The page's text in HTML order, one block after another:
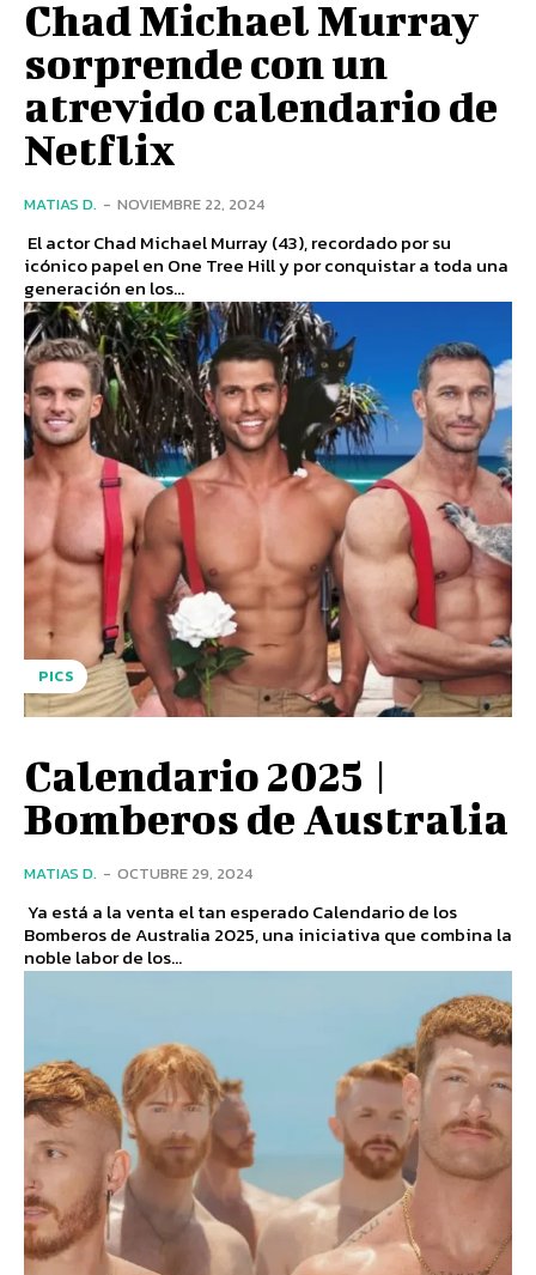
Chad Michael Murray
sorprende con un
atrevido calendario de
Netflix
MATIAS D. - NOVIEMBRE 22, 2024
El actor Chad Michael Murray (43), recordado por su
icónico papel en One Tree Hill y por conquistar a toda una
generación en los...
PICS
Calendario 2025 |
Bomberos de Australia
MATIAS D. - OCTUBRE 29, 2024
Ya está a la venta el tan esperado Calendario de los
Bomberos de Australia 2025, una iniciativa que combina la
noble labor de los...